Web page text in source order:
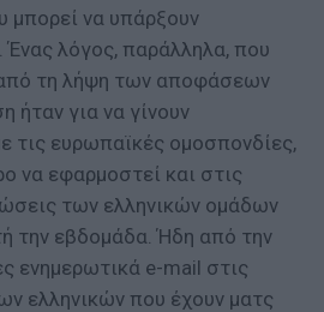
μπορεί να υπάρξουν
λόγος, παράλληλα, που
τη λήψη των αποφάσεων
ήταν για να γίνουν
τις ευρωπαϊκές ομοσπονδίες,
να εφαρμοστεί και στις
των ελληνικών ομάδων
την εβδομάδα. Ήδη από την
ενημερωτικά e-mail στις
ελληνικών που έχουν ματς